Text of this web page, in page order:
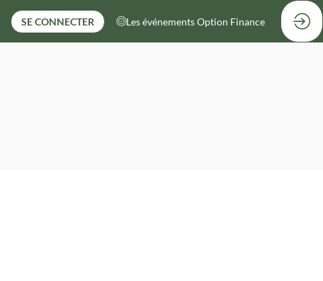
SE CONNECTER Les événements Option Finance